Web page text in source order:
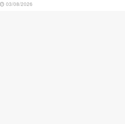
03/08/2026